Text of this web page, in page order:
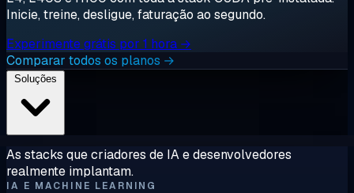
Inicie, treine, desligue, faturação ao segundo.
Experimente grátis por 1 hora →
Comparar todos os planos →
As stacks que criadores de IA e desenvolvedores
realmente implantam.
IA E MACHINE LEARNING